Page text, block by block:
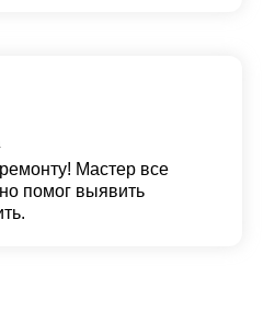
Мастер все
помог выявить